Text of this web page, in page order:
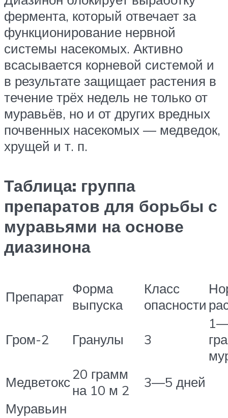
фермента, который отвечает за
функционирование нервной
системы насекомых. Активно
всасывается корневой системой и
в результате защищает растения в
течение трёх недель не только от
муравьёв, но и от других вредных
почвенных насекомых — медведок,
хрущей и т. п.
Таблица: группа
препаратов для борьбы с
муравьями на основе
диазинона
Препарат Форма
выпуска
Класс
опасности
Гром-2 Гранулы 3
Медветокс20 грамм
на 10 м 2
3—5 дней
Муравьин